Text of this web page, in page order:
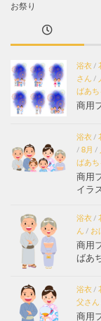
お祭り
浴衣/
さん /
ばあち
商用
浴衣/
/ 8月 /
ばあち
商用
イラ
浴衣/
ん / お
商用
ばあ
浴衣/
父さん
商用